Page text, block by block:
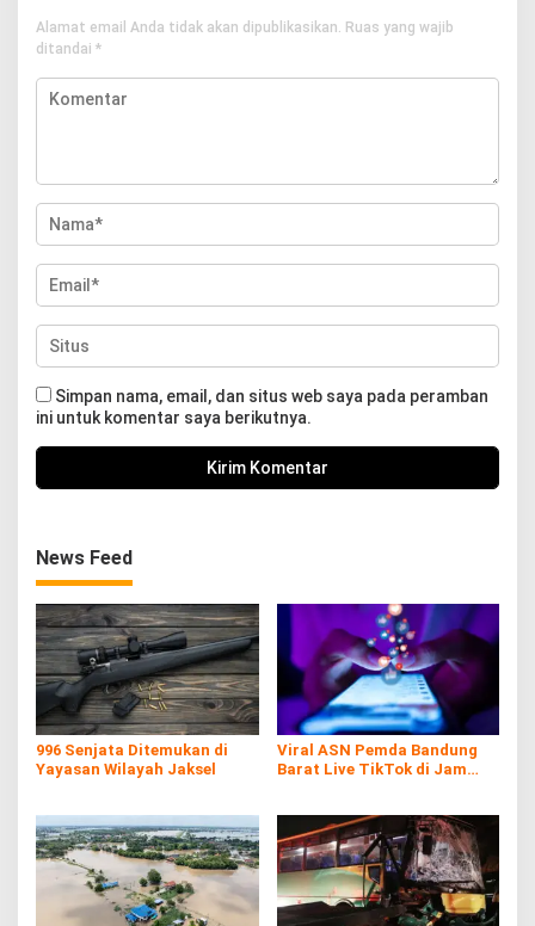
Alamat email Anda tidak akan dipublikasikan. Ruas yang wajib
ditandai *
Simpan nama, email, dan situs web saya pada peramban
ini untuk komentar saya berikutnya.
News Feed
996 Senjata Ditemukan di
Yayasan Wilayah Jaksel
Viral ASN Pemda Bandung
Barat Live TikTok di Jam